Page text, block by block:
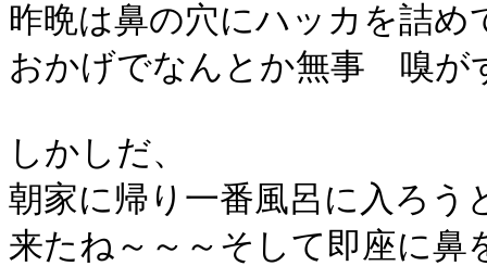
昨晩は鼻の穴にハッカを詰
おかげでなんとか無事 嗅
しかしだ、
朝家に帰り一番風呂に入ろ
来たね～～～そして即座に